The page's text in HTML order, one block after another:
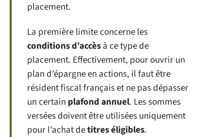
placement.
La première limite concerne les
conditions d’accèsà ce type de
placement. Effectivement, pour ouvrir un
plan d’épargne en actions, il faut être
résident fiscal français et ne pas dépasser
un certain plafond annuel. Les sommes
versées doivent être utilisées uniquement
pour l’achat detitres éligibles.